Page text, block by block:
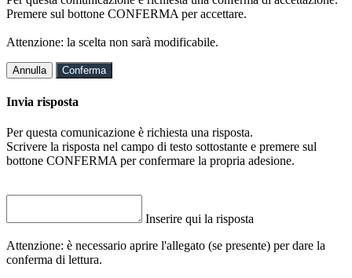
Premere sul bottone CONFERMA per accettare.
Attenzione: la scelta non sarà modificabile.
Annulla Conferma
Invia risposta
Per questa comunicazione è richiesta una risposta.
Scrivere la risposta nel campo di testo sottostante e premere sul
bottone CONFERMA per confermare la propria adesione.
Inserire qui la risposta
Attenzione: è necessario aprire l'allegato (se presente) per dare la
conferma di lettura.